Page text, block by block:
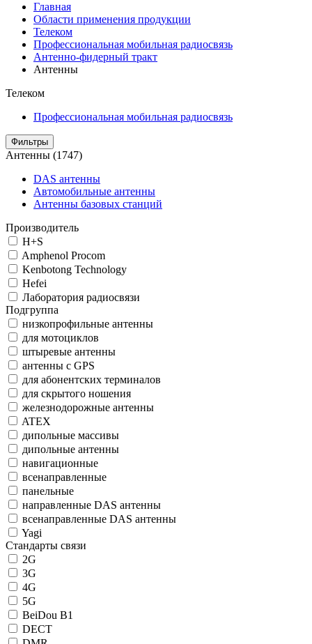
Главная
Области применения продукции
Телеком
Профессиональная мобильная радиосвязь
Антенно-фидерный тракт
Антенны
Телеком
Профессиональная мобильная радиосвязь
Фильтры
Антенны (1747)
DAS антенны
Автомобильные антенны
Антенны базовых станций
Производитель
H+S
Amphenol Procom
Kenbotong Technology
Hefei
Лаборатория радиосвязи
Подгруппа
низкопрофильные антенны
для мотоциклов
штыревые антенны
антенны с GPS
для абонентских терминалов
для скрытого ношения
железнодорожные антенны
ATEX
дипольные массивы
дипольные антенны
навигационные
всенаправленные
панельные
направленные DAS антенны
всенаправленные DAS антенны
Yagi
Стандарты связи
2G
3G
4G
5G
BeiDou B1
DECT